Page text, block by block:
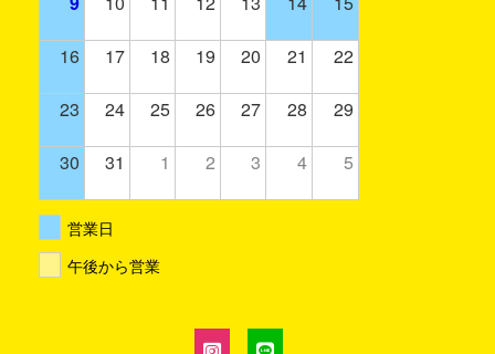
16 17 18 19 20 21 22
23 24 25 26 27 28 29
30 31 1 2 3 4 5
営業日
午後から営業